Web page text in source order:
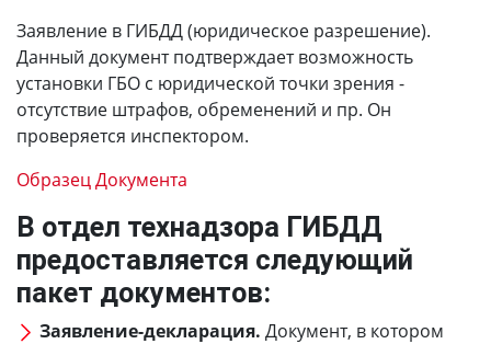
Заявление в ГИБДД (юридическое разрешение).
Данный документ подтверждает возможность
установки ГБО с юридической точки зрения -
отсутствие штрафов, обременений и пр. Он
проверяется инспектором.
Образец Документа
В отдел технадзора ГИБДД
предоставляется следующий
пакет документов:
Заявление-декларация. Документ, в котором